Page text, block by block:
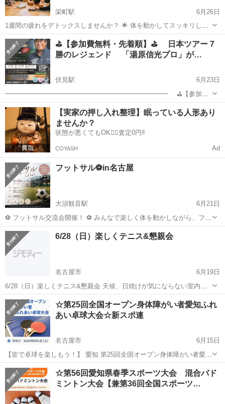
栄町駅
6月26日
1週間の疲れをデトックスしませんか？ 🌟 体を動かしてスッキリした
い！ 🌟 最近、運動不足が気になっている… 🌟 デスクワークや立ち仕
事で、全身がガチガチに凝っている… 「ヨガやったことない」「男性
1人だと浮かないかな…」...
愛知 名古屋市 栄町駅 スポーツ デトックス
⛳【参加費無料・先着順】⛳ 日本ツアー７
勝のレジェンド 「湯原信光プロ」が…
伏見駅
6月23日
━━━━━━━━━━━━━━━━━━━━━━━━━ ⛳【参加費
無料・先着順】⛳ 日本ツアー７勝のレジェンド 「湯原信光プロ」
が直接指導！ あなたのゴルフが変わる特別レッスン 《７/１１
（土）名古屋・錦 開...
愛知 名古屋市 伏見駅 スポーツ 無料
【実家の押し入れ整理】眠っている人形あり
ませんか？
状態が悪くてもOK🙆‍♀️査定0円‼️
COYASH Ad
フットサル⚽️in名古屋
大須観音駅
6月21日
⚽️ フットサル交流会開催！ ⚽️ みんなで楽しく体を動かしながら、フッ
トサルを楽しみませんか？ 経験者はもちろん、初心者の方やおひとり
での参加も大歓迎です！✨ 勝ち負けにこだわりすぎず、みんなでワイ
ワイ楽しめる雰囲気な...
愛知 大須観音駅 ひとり
6/28（日）楽しくテニス&懇親会
名古屋市
6月19日
6/28（日）楽しくテニス&懇親会 天候、日焼けが気にならない室内コ
ートで楽しくテニスします。 初心者、初級者の方は、元県大会ポイン
トランカーがコーチしますので、安心してご参加ください。 尚、テニ
スや運動が苦手な方...
愛知 名古屋市 スポーツ JOYJOY
☆第25回全国オープン身体障がい者愛知ふれ
あい卓球大会☆新スポ連
名古屋市
6月15日
【皆で卓球を楽しもう！】 愛知 第25回全国オープン身体障がい者愛知
ふれあい卓球大会 期日：2026年8月1日（土） 会場：名東スポーツセ
ンター 種目：団体戦 詳細はこちら↓ https://aichit...
愛知 名古屋市 スポーツ 障がい者
☆第56回愛知県春季スポーツ大会 混合バド
ミントン大会【兼第36回全国スポーツ…